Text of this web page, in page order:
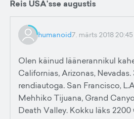
Reis USA'sse augustis
humanoid7. märts 2018 20:45
Olen käinud läänerannikul
Californias, Arizonas,
rendiautoga. San Francisco,
Mehhiko Tijuana, Grand
Death Valley. Kokku läks